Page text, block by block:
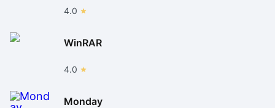
4.0
WinRAR
4.0
Monday